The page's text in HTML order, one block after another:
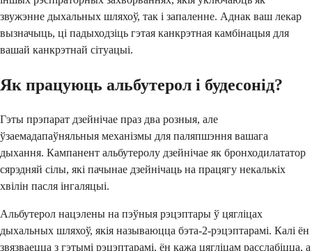
звужэнне дыхальных шляхоў, так і запаленне. Аднак ваш лекар
вызначыць, ці падыходзіць гэтая канкрэтная камбінацыя для
вашай канкрэтнай сітуацыі.
Як працуюць альбутерол і будесонід?
Гэты прэпарат дзейнічае праз два розныя, але
ўзаемадапаўняльныя механізмы для паляпшэння вашага
дыхання. Кампанент альбутеролу дзейнічае як бронходилататор
сярэдняй сілы, які пачынае дзейнічаць на працягу некалькіх
хвілін пасля інгаляцыі.
Альбутерол нацэлены на пэўныя рэцэптары ў цягліцах
дыхальных шляхоў, якія называюцца бэта-2-рэцэптарамі. Калі ён
звязваецца з гэтымі рэцэптарамі, ён кажа цягліцам расслабіцца, а